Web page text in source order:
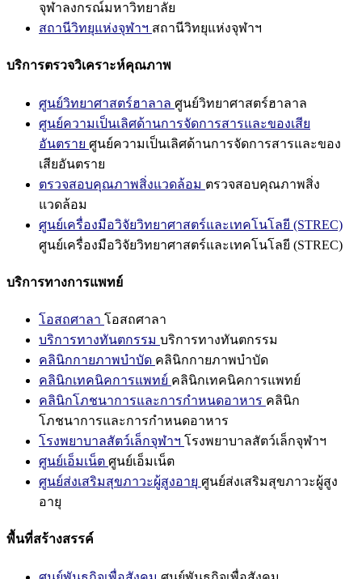
จุฬาลงกรณ์มหาวิทยาลัย
สถานีวิทยุแห่งจุฬาฯ สถานีวิทยุแห่งจุฬาฯ
บริการตรวจวิเคราะห์คุณภาพ
ศูนย์วิทยาศาสตร์ฮาลาล ศูนย์วิทยาศาสตร์ฮาลาล
ศูนย์ความเป็นเลิศด้านการจัดการสารและของเสีย
อันตราย ศูนย์ความเป็นเลิศด้านการจัดการสารและของ
เสียอันตราย
ตรวจสอบคุณภาพสิ่งแวดล้อม ตรวจสอบคุณภาพสิ่ง
แวดล้อม
ศูนย์เครื่องมือวิจัยวิทยาศาสตร์และเทคโนโลยี (STREC)
ศูนย์เครื่องมือวิจัยวิทยาศาสตร์และเทคโนโลยี (STREC)
บริการทางการแพทย์
โอสถศาลา โอสถศาลา
บริการทางทันตกรรม บริการทางทันตกรรม
คลินิกกายภาพบำบัด คลินิกกายภาพบำบัด
คลินิกเทคนิคการแพทย์ คลินิกเทคนิคการแพทย์
คลินิกโภชนาการและการกำหนดอาหาร คลินิก
โภชนาการและการกำหนดอาหาร
โรงพยาบาลสัตว์เล็กจุฬาฯ โรงพยาบาลสัตว์เล็กจุฬาฯ
ศูนย์เอ็มเน็ต ศูนย์เอ็มเน็ต
ศูนย์ส่งเสริมสุขภาวะผู้สูงอายุ ศูนย์ส่งเสริมสุขภาวะผู้สูง
อายุ
พื้นที่สร้างสรรค์